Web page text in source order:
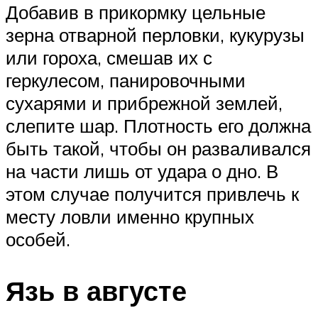
Добавив в прикормку цельные
зерна отварной перловки, кукурузы
или гороха, смешав их с
геркулесом, панировочными
сухарями и прибрежной землей,
слепите шар. Плотность его должна
быть такой, чтобы он разваливался
на части лишь от удара о дно. В
этом случае получится привлечь к
месту ловли именно крупных
особей.
Язь в августе